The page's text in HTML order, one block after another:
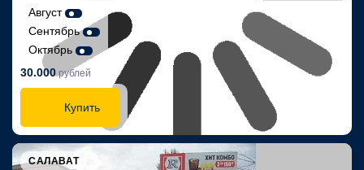
Август
Сентябрь
Октябрь
30.000рублей
Купить
САЛАВАТ